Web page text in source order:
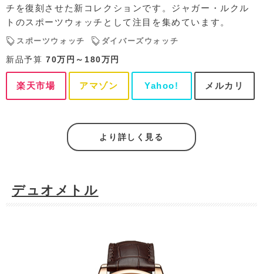
チを復刻させた新コレクションです。ジャガー・ルクル
トのスポーツウォッチとして注目を集めています。
スポーツウォッチ ダイバーズウォッチ
新品予算 70万円～180万円
楽天市場 アマゾン Yahoo! メルカリ
より詳しく見る
デュオメトル